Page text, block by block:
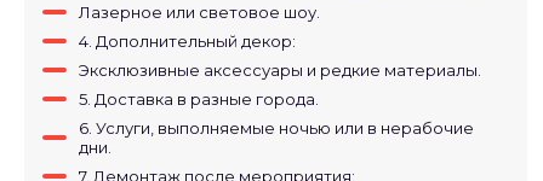
Результат:
Атмосферное и
пространство, которое
понравится вам и вашим
гостям.
Лазерное или световое шоу.
4. Дополнительный декор:
Эксклюзивные аксессуары и редкие материалы.
5. Доставка в разные города.
6. Услуги, выполняемые ночью или в нерабочие
дни.
7. Демонтаж после мероприятия: